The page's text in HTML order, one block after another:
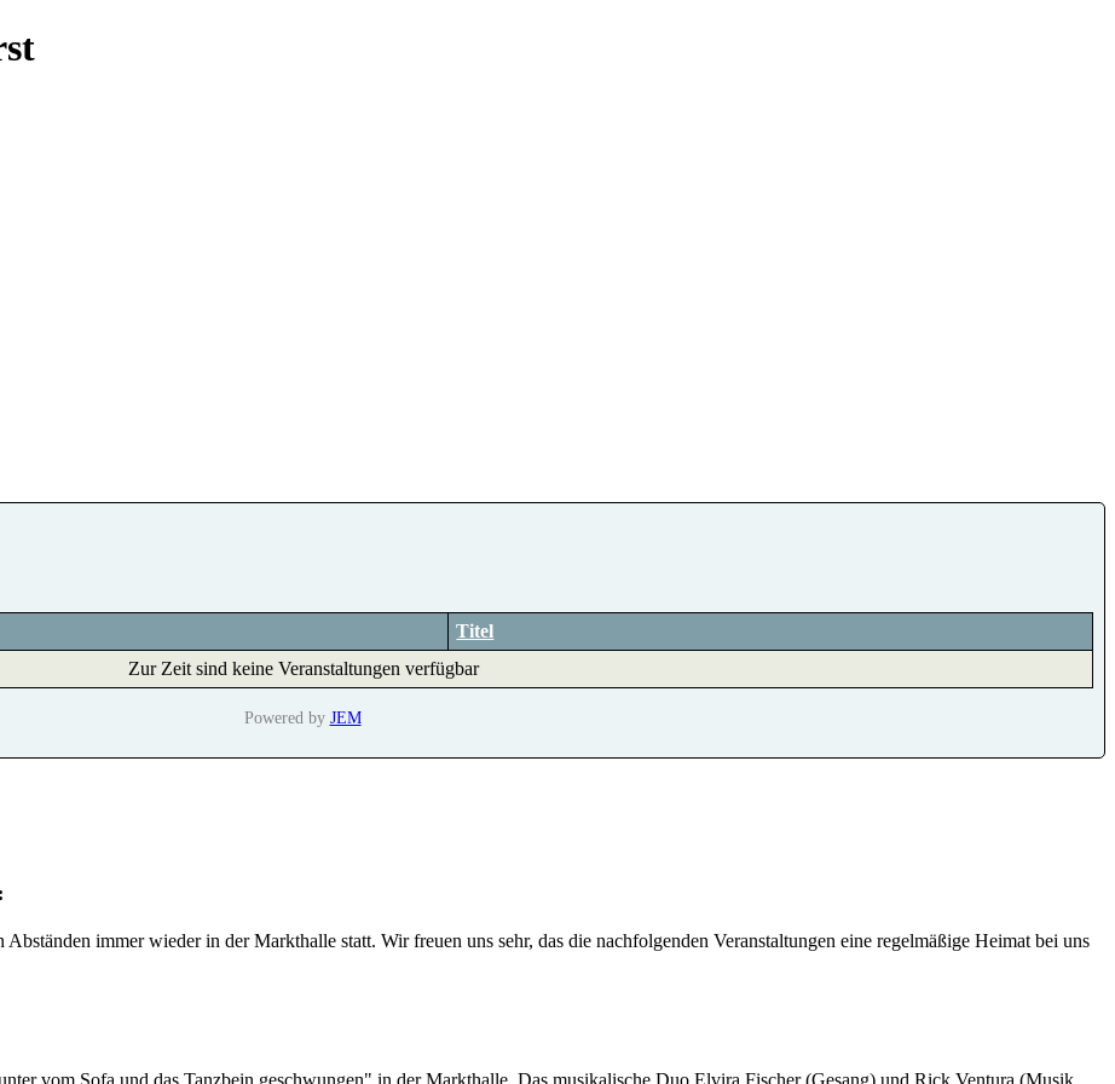
Titel
Zur Zeit sind keine Veranstaltungen verfügbar
Powered by JEM
immer wieder in der Markthalle statt. Wir freuen uns sehr, das die nachfolgenden Veranstaltungen eine regelmäßige Heimat bei uns
vom Sofa und das Tanzbein geschwungen" in der Markthalle. Das musikalische Duo Elvira Fischer (Gesang) und Rick Ventura (Musik,